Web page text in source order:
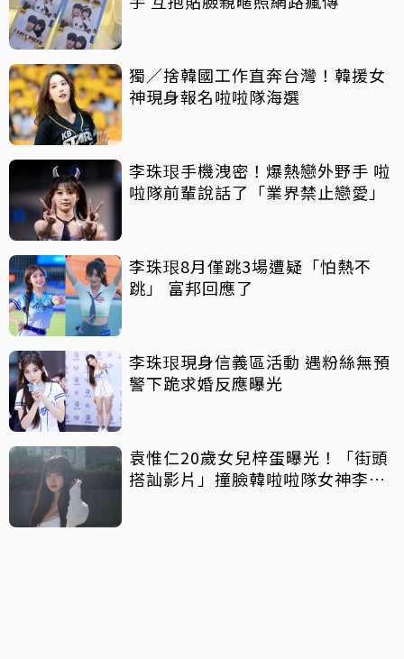
獨／捨韓國工作直奔台灣！韓援女
神現身報名啦啦隊海選
李珠珢手機洩密！爆熱戀外野手 啦
啦隊前輩說話了「業界禁止戀愛」
李珠珢8月僅跳3場遭疑「怕熱不
跳」 富邦回應了
李珠珢現身信義區活動 遇粉絲無預
警下跪求婚反應曝光
袁惟仁20歲女兒梓蛋曝光！「街頭
搭訕影片」撞臉韓啦啦隊女神李珠